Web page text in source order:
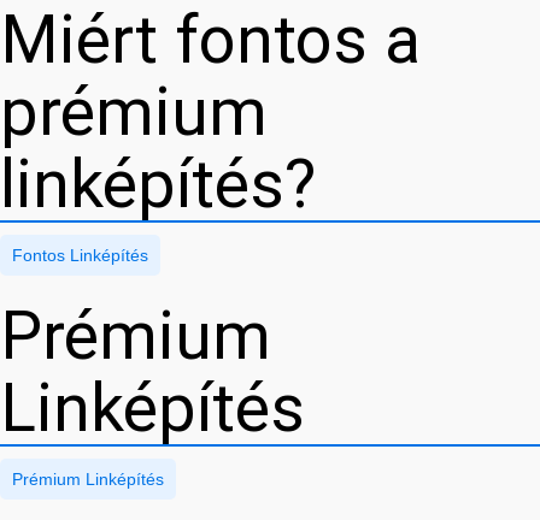
Miért fontos a
prémium
linképítés?
Fontos Linképítés
Prémium
Linképítés
Prémium Linképítés